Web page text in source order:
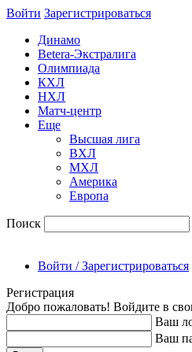
Войти Зарегиcтрироваться
Динамо
Betera-Экстралига
Олимпиада
КХЛ
НХЛ
Матч-центр
Еще
Высшая лига
ВХЛ
МХЛ
Америка
Европа
Поиск
Войти / Зарегистрироваться
Регистрация
Добро пожаловать! Войдите в
Ваш
Ваш